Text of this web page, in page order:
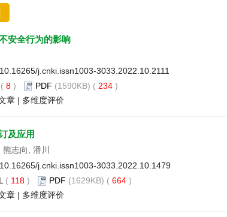
安全行为的影响
10.16265/j.cnki.issn1003-3033.2022.10.2111
( 8 ) PDF (1590KB) ( 234 )
章 | 多维度评价
及应用
志向, 潘川
10.16265/j.cnki.issn1003-3033.2022.10.1479
( 118 ) PDF (1629KB) ( 664 )
章 | 多维度评价